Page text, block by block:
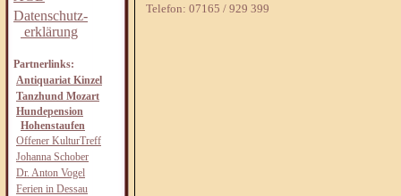
Datenschutz-
erklärung
Partnerlinks:
Antiquariat Kinzel
Tanzhund Mozart
Hundepension
Hohenstaufen
Offener KulturTreff
Johanna Schober
Dr. Anton Vogel
Ferien in Dessau
Telefon: 07165 / 929 399